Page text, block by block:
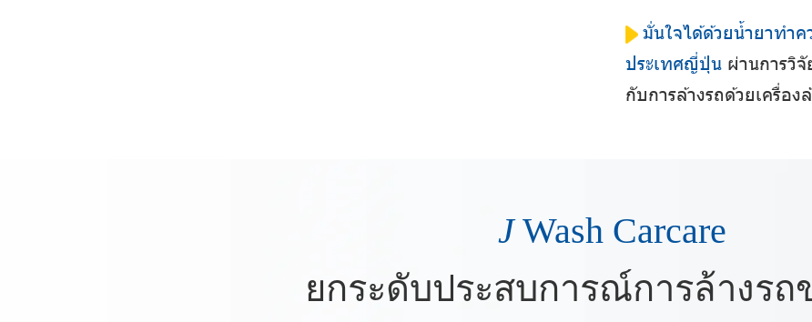
มั่นใจได้ด้วยน้ำยาทำ
ประเทศญี่ปุ่น ผ่านการวิ
กับการล้างรถด้วยเครื่อง
JWash Carcare
ยกระดับประสบการณ์การล้างร